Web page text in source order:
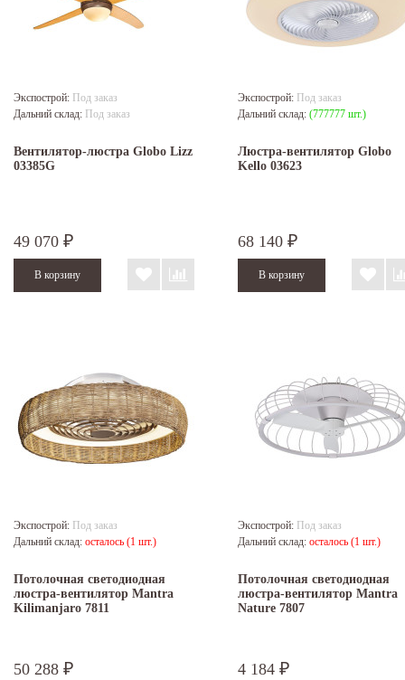
Экспострой: Под заказ
Дальний склад: Под заказ
Вентилятор-люстра Globo Lizz
03385G
49 070 ₽
Экспострой: Под заказ
Дальний склад: (777777 шт.)
Люстра-вентилятор Globo
Kello 03623
68 140 ₽
Экспострой: Под заказ
Дальний склад: осталось (1 шт.)
Потолочная светодиодная
люстра-вентилятор Mantra
Kilimanjaro 7811
50 288 ₽
Экспострой: Под заказ
Дальний склад: осталось (1 шт.)
Потолочная светодиодная
люстра-вентилятор Mantra
Nature 7807
4 184 ₽